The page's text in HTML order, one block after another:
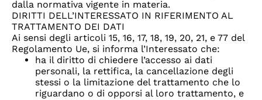
dalla normativa vigente in materia.
DIRITTI DELL’INTERESSATO IN RIFERIMENTO AL
TRATTAMENTO DEI DATI
Ai sensi degli articoli 15, 16, 17, 18, 19, 20, 21, e 77 del
Regolamento Ue, si informa l’Interessato che:
ha il diritto di chiedere l’accesso ai dati
personali, la rettifica, la cancellazione degli
stessi o la limitazione del trattamento che lo
riguardano o di opporsi al loro trattamento, e